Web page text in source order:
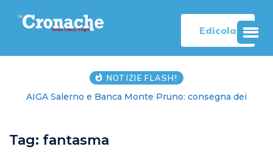
Edicola
NOTIZIE FLASH!
AIGA Salerno e Banca Monte Pruno: consegna dei